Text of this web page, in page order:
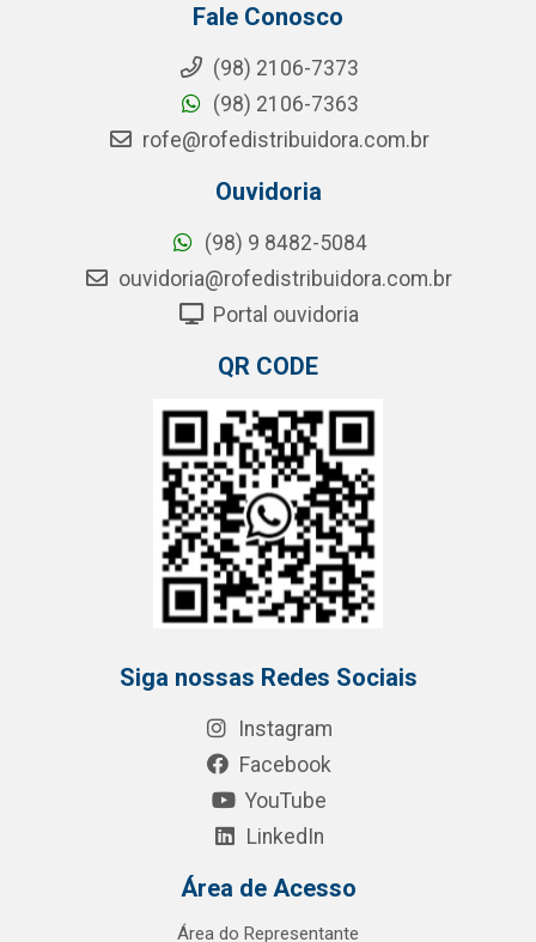
Fale Conosco
(98) 2106-7373
(98) 2106-7363
rofe@rofedistribuidora.com.br
Ouvidoria
(98) 9 8482-5084
ouvidoria@rofedistribuidora.com.br
Portal ouvidoria
QR CODE
Siga nossas Redes Sociais
Instagram
Facebook
YouTube
LinkedIn
Área de Acesso
Área do Representante